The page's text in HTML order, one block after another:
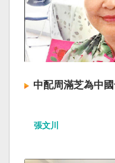
中配周滿芝為中
張文川